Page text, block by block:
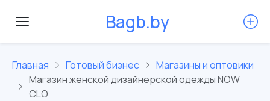
Bagb.by
Главная Готовый бизнес
Магазины и оптовики
Магазин женской дизайнерской одежды NOW
CLO